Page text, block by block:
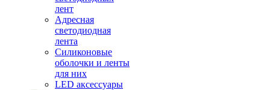
лент
Адресная
светодиодная
лента
Силиконовые
оболочки и ленты
для них
LED аксессуары